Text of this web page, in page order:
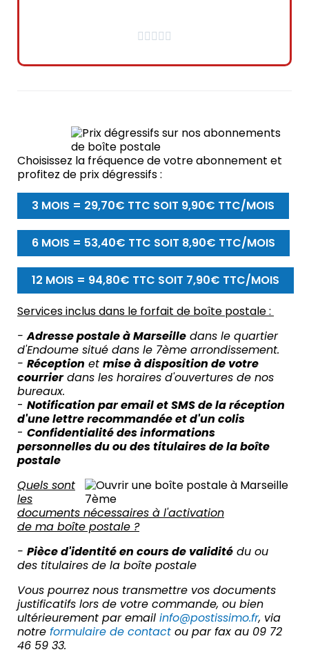
    
Choisissez la fréquence de votre abonnement et
profitez de prix dégressifs :
3 MOIS = 29,70€ TTC SOIT 9,90€ TTC/MOIS
6 MOIS = 53,40€ TTC SOIT 8,90€ TTC/MOIS
12 MOIS = 94,80€ TTC SOIT 7,90€ TTC/MOIS
Services inclus dans le forfait de boîte postale :
-Adresse postale à Marseille dans le quartier
d'Endoume situé dans le 7ème arrondissement.
- Réception et mise à disposition de votre
courrierdans les horaires d'ouvertures de nos
bureaux.
- Notification par email et SMS de la réception
d'une lettre recommandée etd'un colis
- Confidentialité des informations
personnelles du ou des titulaires de la boîte
postale
Quels sont
les
documents nécessaires à l'activation
de ma boîte postale ?
- Pièce d'identité en cours de validité du ou
des titulaires de la boîte postale
Vous pourrez nous transmettre vos documents
justificatifs lors de votre commande, ou bien
ultérieurement par email info@postissimo.fr, via
notre formulaire de contact ou par fax au 09 72
46 59 33.